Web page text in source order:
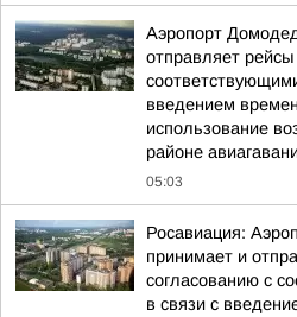
Аэропорт
отправляет
введением
использование
районе
05:03
Росавиация:
принимает и
согласованию с
в связи с